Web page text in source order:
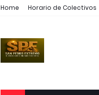
Home Horario de Colectivos